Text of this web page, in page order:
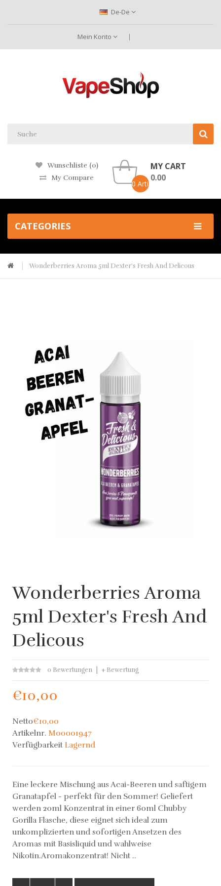
De-De
Mein Konto
Wunschliste (0)
My Compare
0 Artikel -
MY CART
0.00
CATEGORIES
Wonderberries Aroma 5ml Dexter's Fresh And Delicous
Wonderberries Aroma
5ml Dexter's Fresh And
Delicous
0 Bewertungen + Bewertung
€10,00
Netto€10,00
Artikelnr. M00001947
Verfügbarkeit Lagernd
Eine leckere Mischung aus Acai-Beeren und saftigem
Granatapfel - perfekt für den Sommer! Geliefert
werden 20ml Konzentrat in einer 60ml Chubby
Gorilla Flasche, diese eignet sich ideal zum
unkomplizierten und sofortigen Ansetzen des
Aromas mit Basisliquid und wahlweise
Nikotin.Aromakonzentrat! Nicht ..